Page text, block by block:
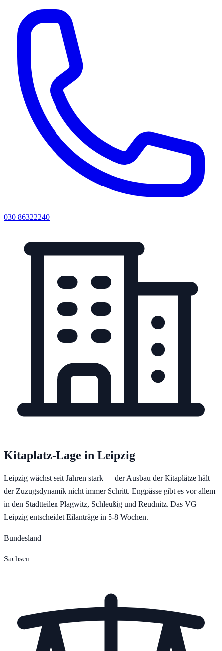
030 86322240
Kitaplatz-Lage in Leipzig
Leipzig wächst seit Jahren stark — der Ausbau der Kitaplätze hält
der Zuzugsdynamik nicht immer Schritt. Engpässe gibt es vor allem
in den Stadtteilen Plagwitz, Schleußig und Reudnitz. Das VG
Leipzig entscheidet Eilanträge in 5-8 Wochen.
Bundesland
Sachsen